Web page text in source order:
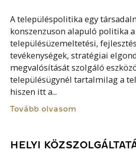
A településpolitika egy
konszenzuson alapuló politika a
településüzemeltetési,
tevékenységek, stratégiai
megvalósítását szolgáló
településügynél tartalmilag a
hiszen itt a...
Tovább olvasom
HELYI